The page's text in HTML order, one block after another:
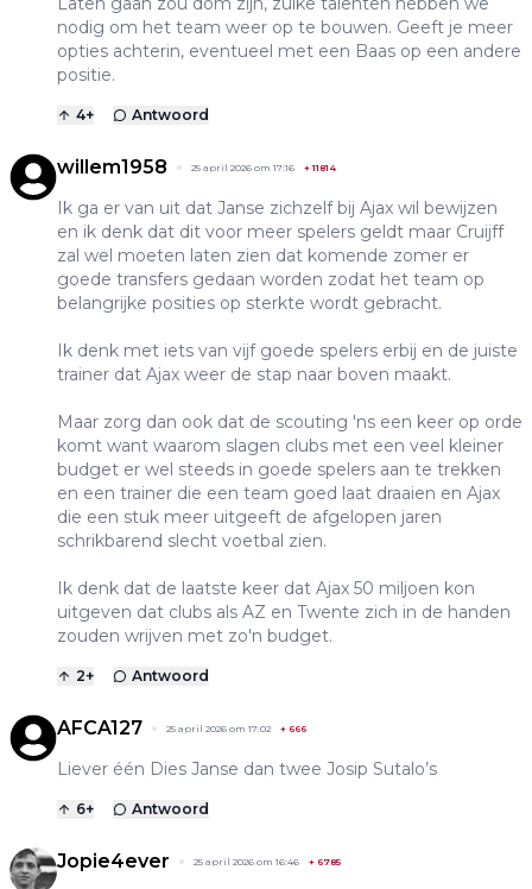
nodig om het team weer op te bouwen. Geeft je meer
opties achterin, eventueel met een Baas op een andere
positie.
4+ Antwoord
willem1958 25 april 2026 om 17:16 +11814
Ik ga er van uit dat Janse zichzelf bij Ajax wil bewijzen
en ik denk dat dit voor meer spelers geldt maar Cruijff
zal wel moeten laten zien dat komende zomer er
goede transfers gedaan worden zodat het team op
belangrijke posities op sterkte wordt gebracht.
Ik denk met iets van vijf goede spelers erbij en de juiste
trainer dat Ajax weer de stap naar boven maakt.
Maar zorg dan ook dat de scouting 'ns een keer op orde
komt want waarom slagen clubs met een veel kleiner
budget er wel steeds in goede spelers aan te trekken
en een trainer die een team goed laat draaien en Ajax
die een stuk meer uitgeeft de afgelopen jaren
schrikbarend slecht voetbal zien.
Ik denk dat de laatste keer dat Ajax 50 miljoen kon
uitgeven dat clubs als AZ en Twente zich in de handen
zouden wrijven met zo'n budget.
2+ Antwoord
AFCA127 25 april 2026 om 17:02 + 666
Liever één Dies Janse dan twee Josip Sutalo’s
6+ Antwoord
Jopie4ever 25 april 2026 om 16:46 + 6785